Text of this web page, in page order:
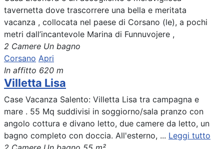
tavernetta dove trascorrere una bella e meritata
vacanza , collocata nel paese di Corsano (le), a pochi
metri dall’incantevole Marina di Funnuvojere ,
2 Camere Un bagno
Corsano Apri
In affitto 620 m
Villetta Lisa
Case Vacanza Salento: Villetta Lisa tra campagna e
mare . 55 Mq suddivisi in soggiorno/sala pranzo con
angolo cottura e divano letto, due camere da letto, un
bagno completo con doccia. All'esterno, ... Leggi tutto